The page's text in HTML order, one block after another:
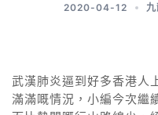
2020-04-12
武漢肺炎逼到好多香港人
滿滿嘅情況，小編今次繼